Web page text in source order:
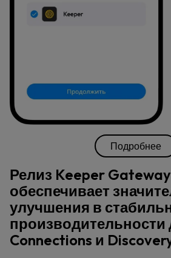
Подробнее
Релиз Keeper Gateway
обеспечивает
улучшения в
производительности
Connections и